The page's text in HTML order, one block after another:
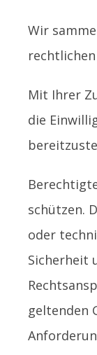
Wir
Mit Ihrer
die
schützen.
oder
Sicherheit
geltenden